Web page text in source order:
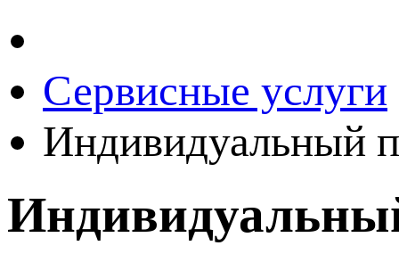
Сервисные услуги
Индивидуальный